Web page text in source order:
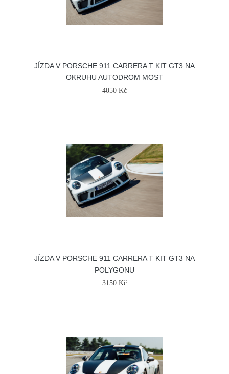
JÍZDA V PORSCHE 911 CARRERA T KIT GT3 NA
OKRUHU AUTODROM MOST
4050 Kč
JÍZDA V PORSCHE 911 CARRERA T KIT GT3 NA
POLYGONU
3150 Kč